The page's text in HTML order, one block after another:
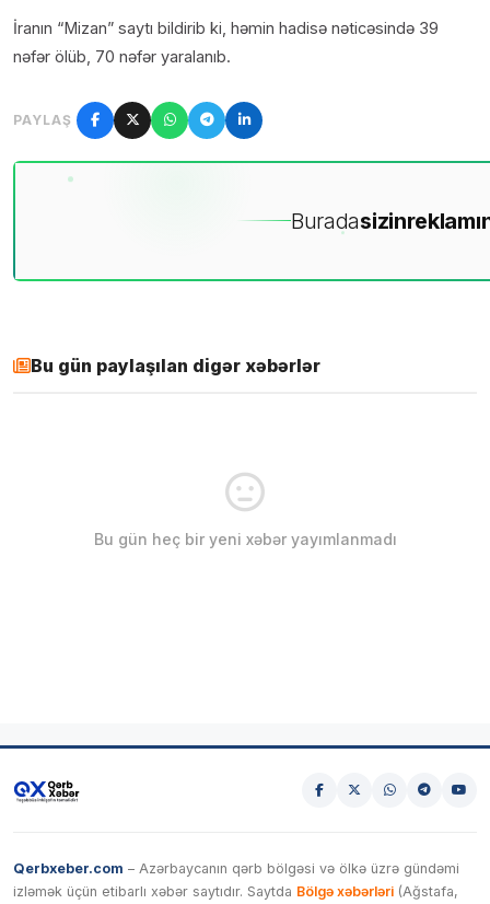
İranın “Mizan” saytı bildirib ki, həmin hadisə nəticəsində 39
nəfər ölüb, 70 nəfər yaralanıb.
PAYLAŞ
Buradasizin
Bu gün paylaşılan digər xəbərlər
Bu gün heç bir yeni xəbər yayımlanmadı
Qerbxeber.com – Azərbaycanın qərb bölgəsi və ölkə üzrə gündəmi
izləmək üçün etibarlı xəbər saytıdır. Saytda Bölgə xəbərləri (Ağstafa,